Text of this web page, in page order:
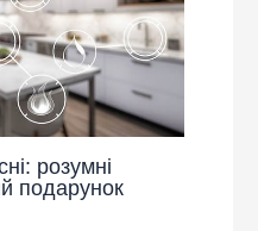
розумні
подарунок